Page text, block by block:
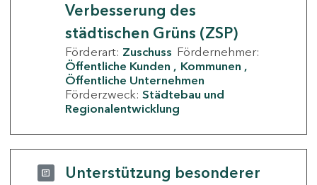
Verbesserung des
städtischen Grüns (ZSP)
Förderart: Zuschuss Fördernehmer:
Öffentliche Kunden
Kommunen
Öffentliche Unternehmen
Förderzweck: Städtebau und
Regionalentwicklung
Unterstützung besonderer